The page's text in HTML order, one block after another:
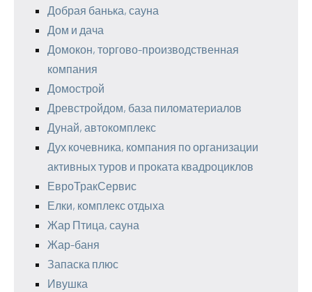
Добрая банька, сауна
Дом и дача
Домокон, торгово-производственная
компания
Домострой
Древстройдом, база пиломатериалов
Дунай, автокомплекс
Дух кочевника, компания по организации
активных туров и проката квадроциклов
ЕвроТракСервис
Елки, комплекс отдыха
Жар Птица, сауна
Жар-баня
Запаска плюс
Ивушка